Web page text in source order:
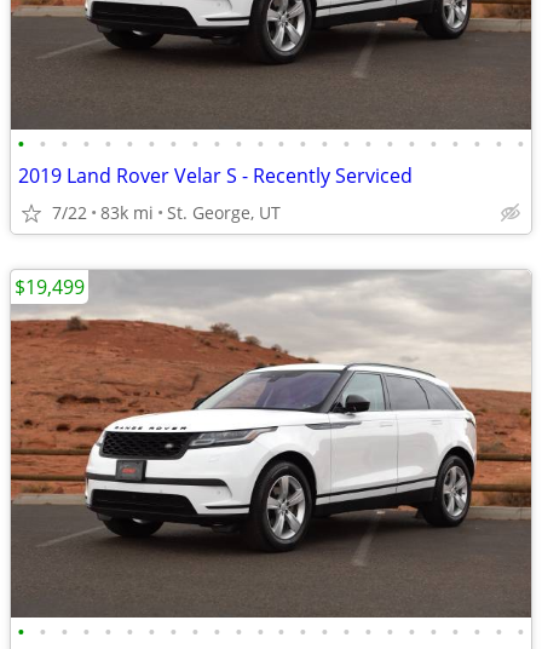
• • • • • • • • • • • • • • • • • • • • • • • •
2019 Land Rover Velar S - Recently Serviced
7/22 83k mi St. George, UT
• • • • • • • • • • • • • • • • • • • • • • • •
$19,499